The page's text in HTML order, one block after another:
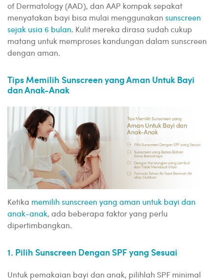
of Dermatology (AAD), dan AAP kompak sepakat
menyatakan bayi bisa mulai menggunakan sunscreen
sejak usia 6 bulan. Kulit mereka dirasa sudah cukup
matang untuk memproses kandungan dalam sunscreen
dengan aman.
Tips Memilih Sunscreen yang Aman Untuk Bayi
dan Anak-Anak
Ketika memilih sunscreen yang aman untuk bayi dan
anak-anak, ada beberapa faktor yang perlu
dipertimbangkan.
1. Pilih Sunscreen Dengan SPF yang Sesuai
Untuk pemakaian bayi dan anak, pilihlah SPF minimal